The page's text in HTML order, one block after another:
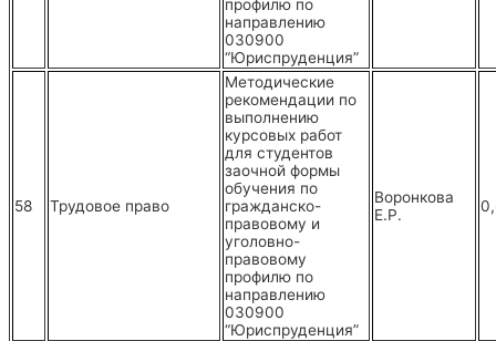
профилю по
направлению
030900
“Юриспруденция”
58 Трудовое право
Методические
рекомендации по
выполнению
курсовых работ
для студентов
заочной формы
обучения по
гражданско-
правовому и
уголовно-
правовому
профилю по
направлению
030900
“Юриспруденция”
Воронкова
Е.Р.